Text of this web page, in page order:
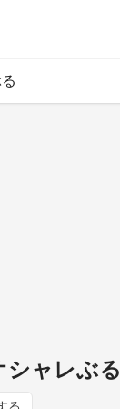
シャレぶる